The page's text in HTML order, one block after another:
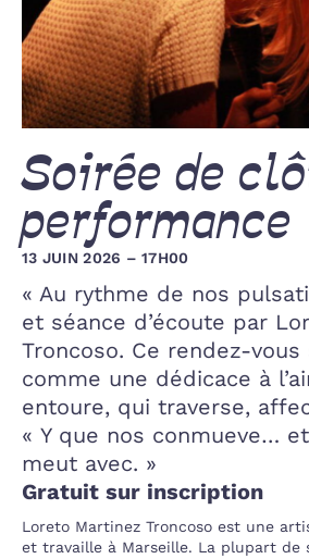
Soirée de
performance
13 JUIN 2026 – 17H00
« Au rythme de nos
et séance d’écoute par
Troncoso. Ce rendez-
comme une dédicace à
entoure, qui traverse,
« Y que nos conmueve…
meut avec. »
Gratuit sur inscription
Loreto Martinez Troncoso est une
et travaille à Marseille. La plupart de